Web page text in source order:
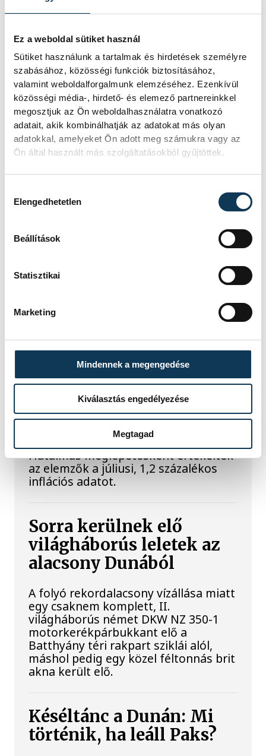
Ez a weboldal sütiket használ
Sütiket használunk a tartalmak és hirdetések személyre
szabásához, közösségi funkciók biztosításához,
valamint weboldalforgalmunk elemzéséhez. Ezenkívül
közösségi média-, hirdető- és elemező partnereinkkel
megosztjuk az Ön weboldalhasználatra vonatkozó
adatait, akik kombinálhatják az adatokat más olyan
adatokkal, amelyeket Ön adott meg számukra vagy az
Ön által használt más szolgáltatásokból gyűjtöttek.
Elengedhetetlen
Beállítások
Statisztikai
Marketing
Mindennek a megengedése
Kiválasztás engedélyezése
Megtagad
Ez ugyan nem derült ki a róla szóló
2023. MÁRCIUS 27. 14:51
KÖZÉLET
Egy furcsa halkonzerv
mutatjuk!
A Balatoni Kör idén tizenkettedik
alkalommal hirdette meg az év
eddiginél több, 22 vendéglátóhely 44
étellel indult. Egy fonyódi hely nyert...
Meglepték az elemzőket
a júliusi inflációs adatok
Hatalmas meglepetésként értékelték
az elemzők a júliusi, 1,2 százalékos
inflációs adatot.
Sorra kerülnek elő
világháborús leletek az
alacsony Dunából
A folyó rekordalacsony vízállása miatt
egy csaknem komplett, II.
világháborús német DKW NZ 350-1
motorkerékpárbukkant elő a
Batthyány téri rakpart sziklái alól,
máshol pedig egy közel féltonnás brit
akna került elő.
Késéltánc a Dunán: Mi
történik, ha leáll Paks?